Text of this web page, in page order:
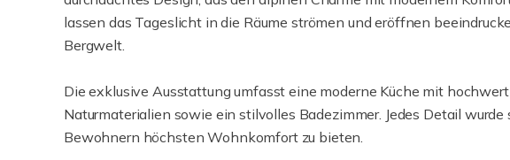
lassen das Tageslicht in die Räume strömen und eröffnen
Bergwelt.
Die exklusive Ausstattung umfasst eine moderne Küche mit
Naturmaterialien sowie ein stilvolles Badezimmer. Jedes Detail
Bewohnern höchsten Wohnkomfort zu bieten.